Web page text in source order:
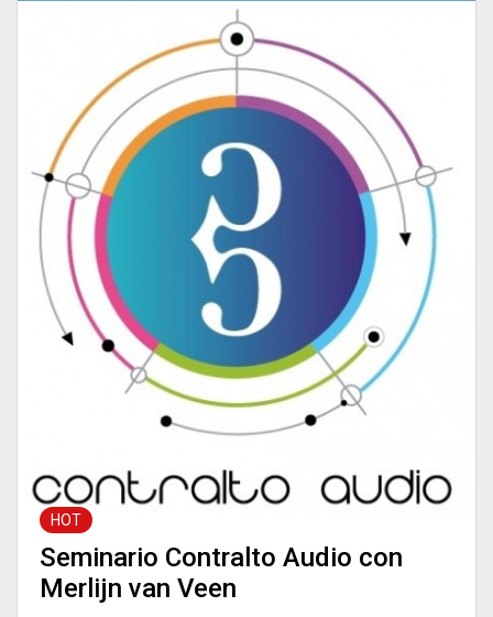
HOT
Seminario Contralto Audio con
Merlijn van Veen